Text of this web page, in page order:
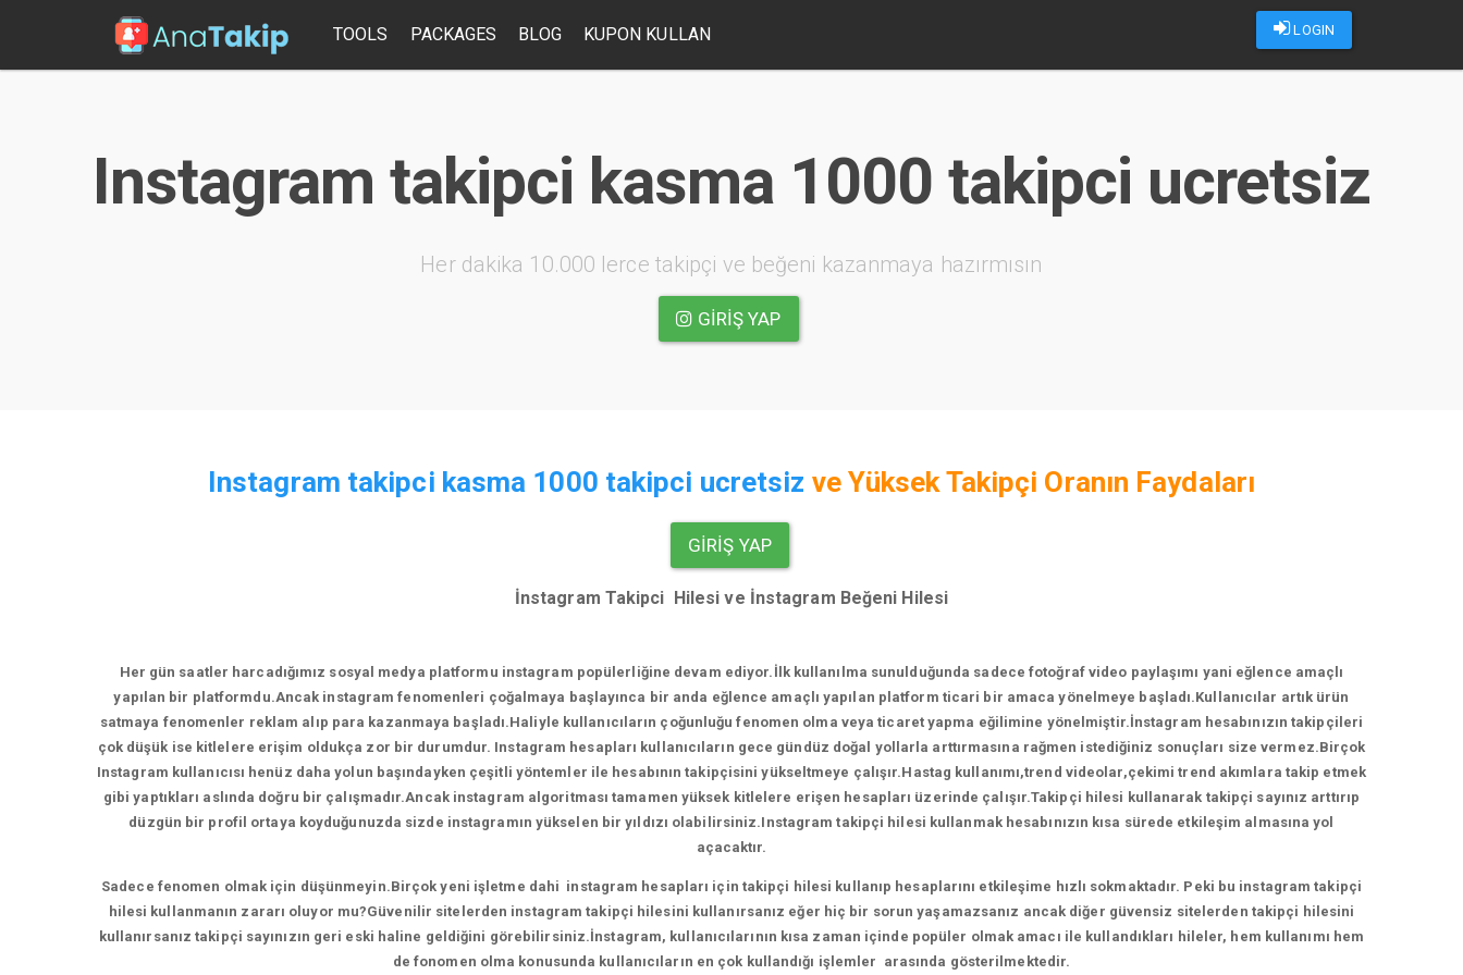
LOGIN
TOOLS PACKAGES BLOG KUPON KULLAN
Instagram takipci kasma 1000 takipci ucretsiz
Her dakika 10.000 lerce takipçi ve beğeni kazanmaya hazırmısın
GIRIŞ YAP
Instagram takipci kasma 1000 takipci ucretsiz ve Yüksek Takipçi Oranın Faydaları
GIRIŞ YAP
İnstagram Takipci Hilesi ve İnstagram Beğeni Hilesi
Her gün saatler harcadığımız sosyal medya platformu instagram popülerliğine devam ediyor. İlk kullanılma sunulduğunda sadece fotoğraf video paylaşımı yani eğlence amaçlı
yapılan bir platformdu.Ancak instagram fenomenleri çoğalmaya başlayınca bir anda eğlence amaçlı yapılan platform ticari bir amaca yönelmeye başladı.Kullanıcılar artık ürün
satmaya fenomenler reklam alıp para kazanmaya başladı.Haliyle kullanıcıların çoğunluğu fenomen olma veya ticaret yapma eğilimine yönelmiştir.İnstagram hesabınızın takipçileri
çok düşük ise kitlelere erişim oldukça zor bir durumdur. Instagram hesapları kullanıcıların gece gündüz doğal yollarla arttırmasına rağmen istediğiniz sonuçları size vermez.Birçok
Instagram kullanıcısı henüz daha yolun başındayken çeşitli yöntemler ile hesabının takipçisini yükseltmeye çalışır.Hastag kullanımı,trend videolar,çekimi trend akımlara takip etmek
gibi yaptıkları aslında doğru bir çalışmadır.Ancak instagram algoritması tamamen yüksek kitlelere erişen hesapları üzerinde çalışır.Takipçi hilesi kullanarak takipçi sayınız arttırıp
düzgün bir profil ortaya koyduğunuzda sizde instagramın yükselen bir yıldızı olabilirsiniz.Instagram takipçi hilesi kullanmak hesabınızın kısa sürede etkileşim almasına yol
açacaktır.
Sadece fenomen olmak için düşünmeyin.Birçok yeni işletme dahi instagram hesapları için takipçi hilesi kullanıp hesaplarını etkileşime hızlı sokmaktadır. Peki bu instagram takipçi
hilesi kullanmanın zararı oluyor mu?Güvenilir sitelerden instagram takipçi hilesini kullanırsanız eğer hiç bir sorun yaşamazsanız ancak diğer güvensiz sitelerden takipçi hilesini
kullanırsanız takipçi sayınızın geri eski haline geldiğini görebilirsiniz.İnstagram, kullanıcılarının kısa zaman içinde popüler olmak amacı ile kullandıkları hileler, hem kullanımı hem
de fonomen olma konusunda kullanıcıların en çok kullandığı işlemler arasında gösterilmektedir.